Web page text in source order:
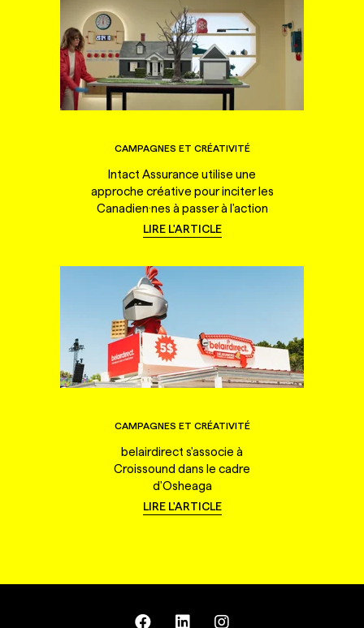
CAMPAGNES ET CRÉATIVITÉ
Intact Assurance utilise une
approche créative pour inciter les
Canadien·nes à passer à l'action
LIRE L'ARTICLE
CAMPAGNES ET CRÉATIVITÉ
belairdirect s'associe à
Croissound dans le cadre
d'Osheaga
LIRE L'ARTICLE